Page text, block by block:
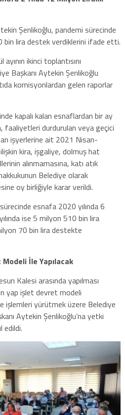
Şenlikoğlu, pandemi sürecinde
lira destek verdiklerini ifade etti.
ikinci toplantısını
Başkanı Aytekin Şenlikoğlu
komisyonlardan gelen raporlar
kapalı kalan esnaflardan bir ay
faaliyetleri durdurulan veya geçici
işyerlerine ait 2021 Nisan-
kira, işgaliye, dolmuş hat
alınmamasına, katı atık
Belediye olarak
oy birliğiyle karar verildi.
esnafa 2020 yılında 6
ise 5 milyon 510 bin lira
70 bin lira destekte
İle Yapılacak
Kalesi arasında yapılması
yap işlet devret modeli
işlemleri yürütmek üzere Belediye
Aytekin Şenlikoğlu’na yetki
edildi.